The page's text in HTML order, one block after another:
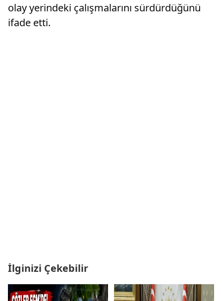
olay yerindeki çalışmalarını sürdürdüğünü
ifade etti.
İlginizi Çekebilir